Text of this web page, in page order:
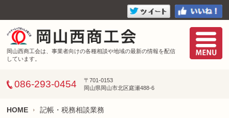
岡山西商工会は、事業者向けの各種相談や地域の最新の情報を配信
しています。
086-293-0454
〒701-0153
岡山県岡山市北区庭瀬488-6
HOME 記帳・税務相談業務